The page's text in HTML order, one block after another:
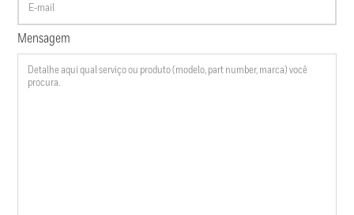
Mensagem